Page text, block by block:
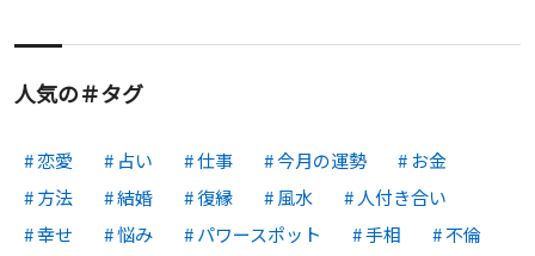
人気の＃タグ
恋愛 占い 仕事 今月の運勢
お金
方法
結婚 復縁 風水
人付き合い
幸せ
悩み パワースポット 手相
不倫